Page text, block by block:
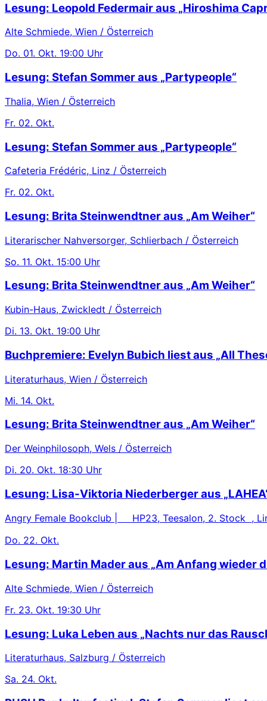
Lesung: Leopold Federmair aus „Hiroshima
Alte Schmiede, Wien / Österreich
Do. 01. Okt. 19:00 Uhr
Lesung: Stefan Sommer aus „Partypeople“
Thalia, Wien / Österreich
Fr. 02. Okt.
Lesung: Stefan Sommer aus „Partypeople“
Cafeteria Frédéric, Linz / Österreich
Fr. 02. Okt.
Lesung: Brita Steinwendtner aus „Am Weiher“
Literarischer Nahversorger, Schlierbach / Österreich
So. 11. Okt. 15:00 Uhr
Lesung: Brita Steinwendtner aus „Am Weiher“
Kubin-Haus, Zwickledt / Österreich
Di. 13. Okt. 19:00 Uhr
Buchpremiere: Evelyn Bubich liest aus „All
Literaturhaus, Wien / Österreich
Mi. 14. Okt.
Lesung: Brita Steinwendtner aus „Am Weiher“
Der Weinphilosoph, Wels / Österreich
Di. 20. Okt. 18:30 Uhr
Lesung: Lisa-Viktoria Niederberger aus
Angry Female Bookclub | HP23, Teesalon, 2. Stock ,
Do. 22. Okt.
Lesung: Martin Mader aus „Am Anfang wieder
Alte Schmiede, Wien / Österreich
Fr. 23. Okt. 19:30 Uhr
Lesung: Luka Leben aus „Nachts nur das
Literaturhaus, Salzburg / Österreich
Sa. 24. Okt.